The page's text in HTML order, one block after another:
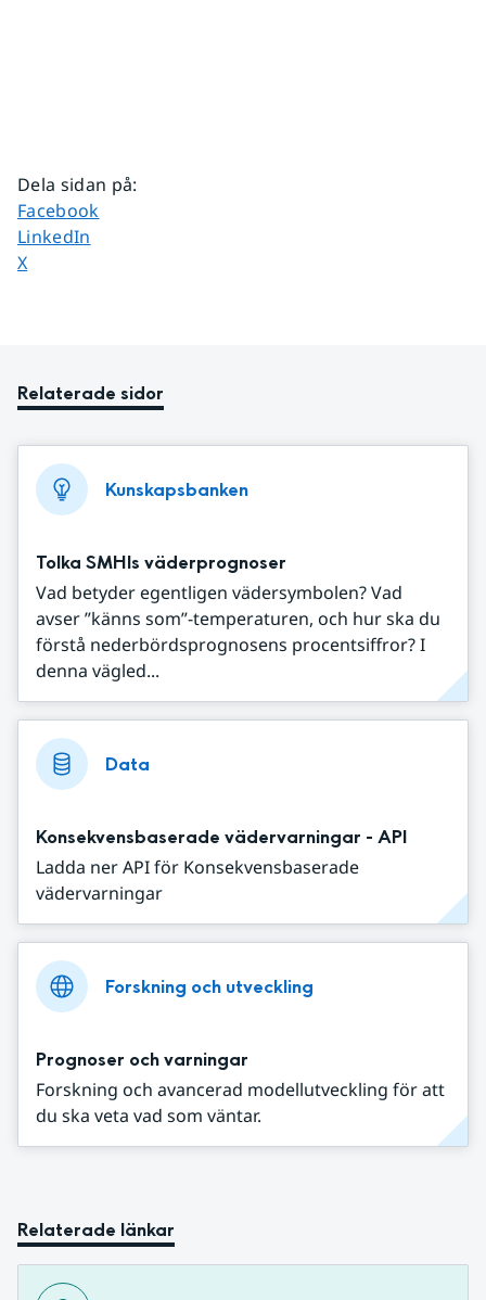
Dela sidan på:
Dela sidan på
Facebook
Dela sidan på
LinkedIn
Dela sidan på
X
Relaterade sidor
Kunskapsbanken
Tolka SMHIs väderprognoser
Vad betyder egentligen vädersymbolen? Vad
avser ”känns som”-temperaturen, och hur ska du
förstå nederbördsprognosens procentsiffror? I
denna vägled...
Data
Konsekvensbaserade vädervarningar - API
Ladda ner API för Konsekvensbaserade
vädervarningar
Forskning och utveckling
Prognoser och varningar
Forskning och avancerad modellutveckling för att
du ska veta vad som väntar.
Relaterade länkar